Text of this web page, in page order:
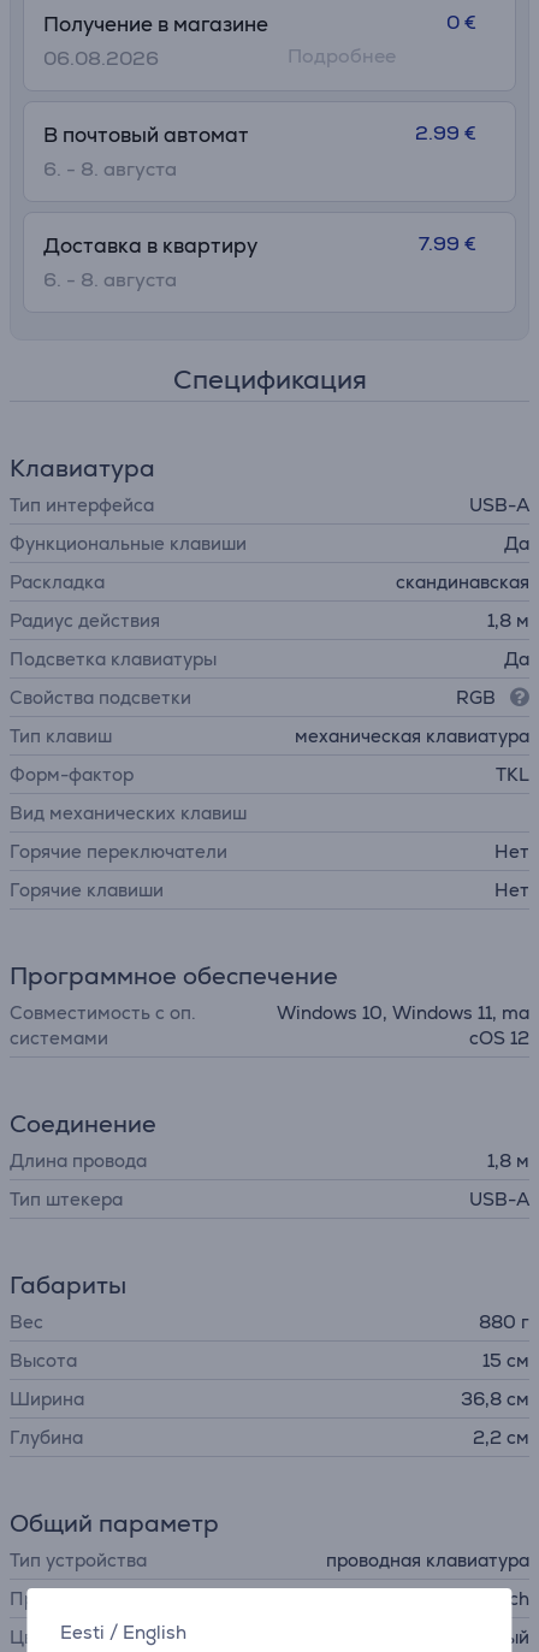
Eesti / English
Получение в магазине
06.08.2026
0 €
Подробнее
В почтовый автомат
6. - 8. августа
2.99 €
Доставка в квартиру
6. - 8. августа
7.99 €
Спецификация
Клавиатура
Тип интерфейса
USB-A
Функциональные клавиши
Да
Раскладка
скандинавская
Радиус действия
1,8 м
Подсветка клавиатуры
Да
Свойства подсветки
RGB
Тип клавиш
механическая клавиатура
Форм-фактор
TKL
Вид механических клавиш
Горячие переключатели
Нет
Горячие клавиши
Нет
Программное обеспечение
Совместимость с оп.
системами
Windows 10, Windows 11, ma
cOS 12
Соединение
Длина провода
1,8 м
Тип штекера
USB-A
Габариты
Вес
880 г
Высота
15 см
Ширина
36,8 см
Глубина
2,2 см
Общий параметр
Тип устройства
проводная клавиатура
Производитель
Logitech
Цвет
черный